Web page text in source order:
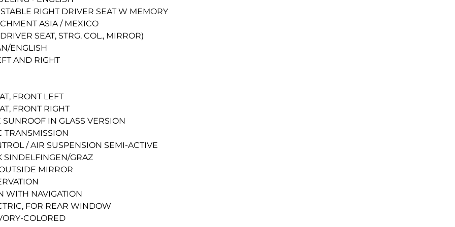
RIGHT DRIVER SEAT W MEMORY
ASIA / MEXICO
SEAT, STRG. COL., MIRROR)
ENGLISH
AND RIGHT
FRONT LEFT
FRONT RIGHT
SUNROOF IN GLASS VERSION
TRANSMISSION
/ AIR SUSPENSION SEMI-ACTIVE
SINDELFINGEN/GRAZ
MIRROR
WITH NAVIGATION
FOR REAR WINDOW
COLORED